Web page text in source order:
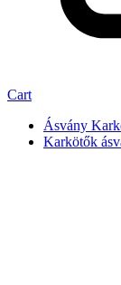
Cart
Ásvány
Karkötők